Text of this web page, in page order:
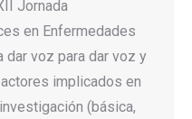
Jornada
en Enfermedades
dar voz para dar voz y
implicados en
(básica,